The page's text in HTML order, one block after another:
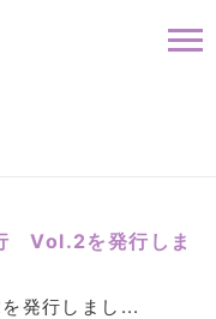
Vol.2を発行しま
発行しまし...